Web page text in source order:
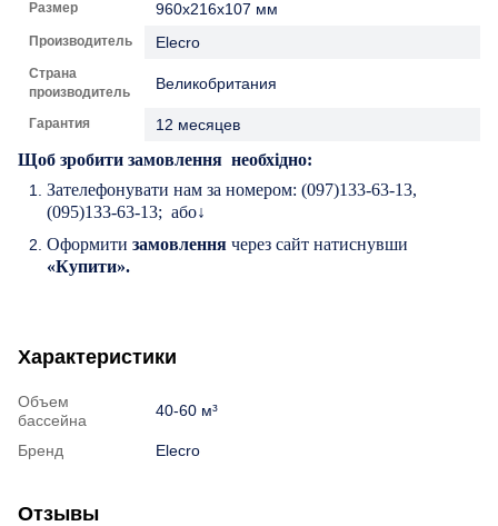
Размер 960х216х107 мм
Производитель Elecro
Страна
производитель
Великобритания
Гарантия 12 месяцев
Щоб зробити замовлення необхідно:
Зателефонувати нам за номером: (097)133-63-13,
(095)133-63-13; або↓
Оформити замовлення через сайт натиснувши
«Купити».
Характеристики
Объем
бассейна
40-60 м³
Бренд Elecro
Отзывы